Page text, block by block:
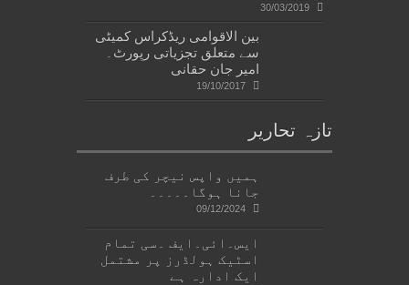
30/03/2019
بین الاقوامی ریڈکراس کمیٹی
سے متعلق تجزیاتی رپورٹ۔
امیر جان حقانی
19/10/2017
تازہ تحاریر
ہمیں واپس نیچر کی طرف
جانا ہوگا۔۔۔۔۔
09/12/2024
ایس۔ائی۔ایف ۔سی تمام
اسٹیک ہولڈرز پر مشتمل
ایک ادارہ ہے